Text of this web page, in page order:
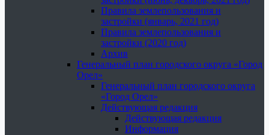
Правила землепользования и
застройки (январь, 2021 год)
Правила землепользования и
застройки (2020 год)
Архив
Генеральный план городского округа «Город
Орел»
Генеральный план городского округа
«Город Орел»
Действующая редакция
Действующая редакция
Информация